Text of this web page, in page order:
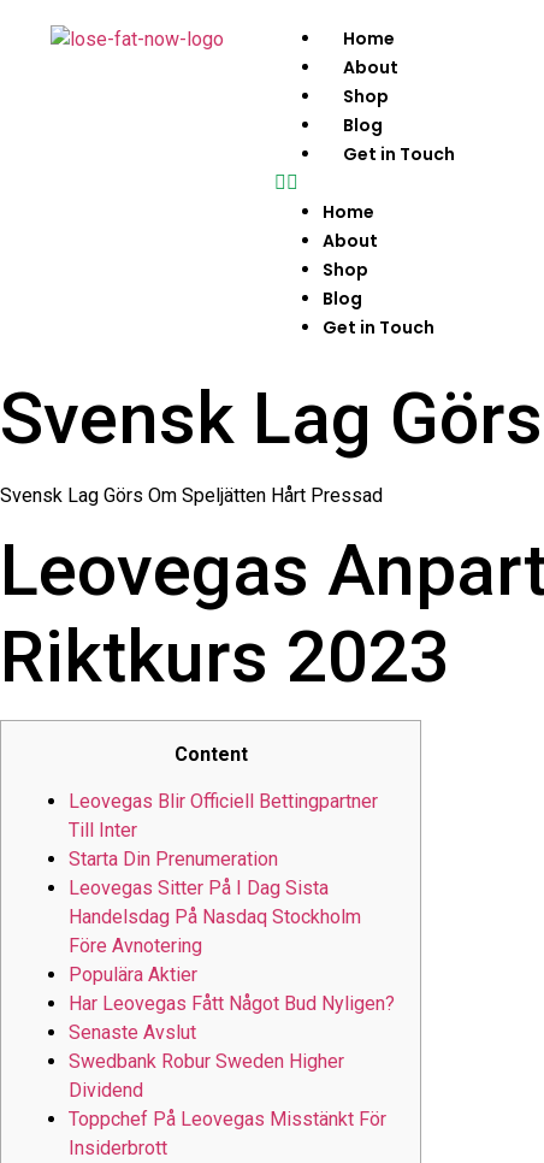
Home
About
Shop
Blog
Get in Touch
Home
About
Shop
Blog
Get in Touch
Svensk Lag
Svensk Lag Görs Om Speljätten Hårt Pressad
Leovegas
Riktkurs 2023
Content
Leovegas Blir Officiell Bettingpartner
Till Inter
Starta Din Prenumeration
Leovegas Sitter På I Dag Sista
Handelsdag På Nasdaq Stockholm
Före Avnotering
Populära Aktier
Har Leovegas Fått Något Bud Nyligen?
Senaste Avslut
Swedbank Robur Sweden Higher
Dividend
Toppchef På Leovegas Misstänkt För
Insiderbrott